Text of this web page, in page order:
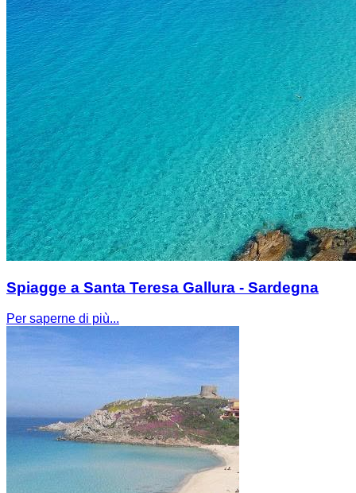
Spiagge a Santa Teresa Gallura - Sardegna
Per saperne di più...